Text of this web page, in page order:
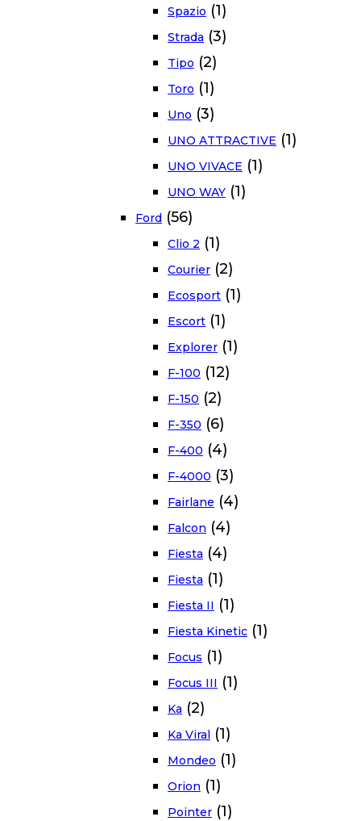
Spazio (1)
Strada (3)
Tipo (2)
Toro (1)
Uno (3)
UNO ATTRACTIVE (1)
UNO VIVACE (1)
UNO WAY (1)
Ford (56)
Clio 2 (1)
Courier (2)
Ecosport (1)
Escort (1)
Explorer (1)
F-100 (12)
F-150 (2)
F-350 (6)
F-400 (4)
F-4000 (3)
Fairlane (4)
Falcon (4)
Fiesta (4)
Fiesta (1)
Fiesta II (1)
Fiesta Kinetic (1)
Focus (1)
Focus III (1)
Ka (2)
Ka Viral (1)
Mondeo (1)
Orion (1)
Pointer (1)